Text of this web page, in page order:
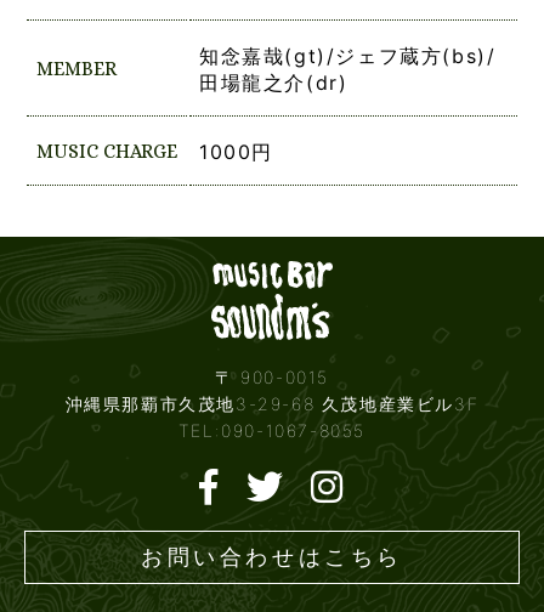
MEMBER
知念嘉哉(gt)/ジェフ蔵方(bs)/
田場龍之介(dr)
MUSIC CHARGE 1000円
〒 900-0015
沖縄県那覇市久茂地3-29-68 久茂地産業ビル3F
TEL:090-1067-8055
お問い合わせはこちら